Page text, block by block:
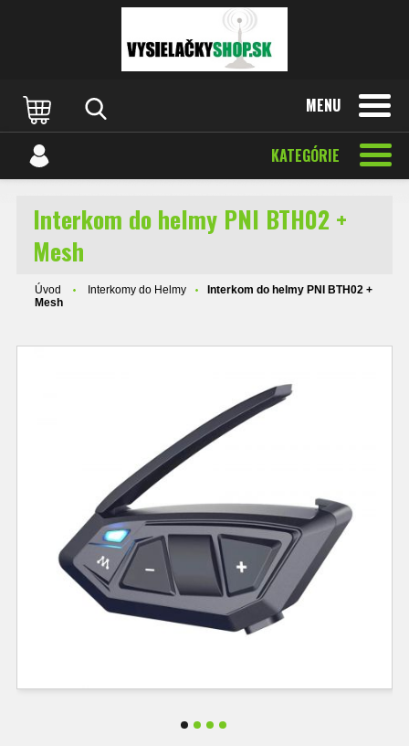
MENU
KATEGÓRIE
Interkom do helmy PNI BTH02 +
Mesh
Úvod Interkomy do Helmy
Interkom do helmy PNI BTH02 +
Mesh